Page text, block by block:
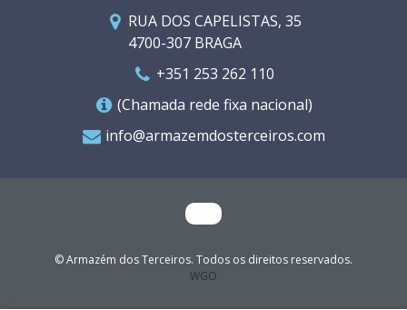
RUA DOS CAPELISTAS, 35
4700-307 BRAGA
+351 253 262 110
(Chamada rede fixa nacional)
info@armazemdosterceiros.com
© Armazém dos Terceiros. Todos os direitos reservados.
WGO